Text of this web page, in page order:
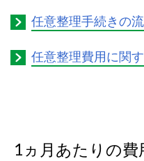
任意整理手続きの
任意整理費用に関
1ヵ月あたりの費